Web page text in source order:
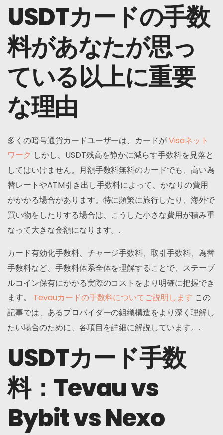
USDTカードの手数
料があなたが思っ
ている以上に重要
な理由
多くの暗号通貨カードユーザーは、カードがVisaネット
ワーク しかし、USDT残高を静かに減らす手数料を見落と
してはいけません。月額手数料無料のカードでも、高い為
替レートやATM引き出し手数料によって、かなりの費用
がかかる場合があります。特に頻繁に旅行したり、海外で
買い物をしたりする場合は、こうした小さな費用が積み重
なって大きな金額になります。.
カード有効化手数料、チャージ手数料、取引手数料、為替
手数料など、手数料体系全体を理解することで、ステーブ
ルコイン保有にかかる実際のコストをより明確に把握でき
ます。 Tevauカードの手数料についてご説明します この
記事では、あるプロバイダーの組織構造をより深く理解し
たい場合のために、各項目を詳細に解説しています。.
USDTカード手数
料：Tevau vs
Bybit vs Nexo